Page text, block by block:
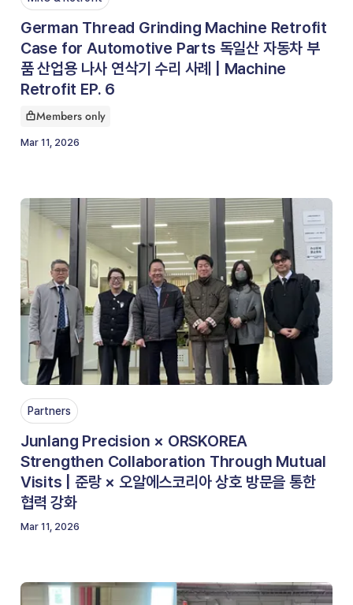
German Thread Grinding Machine Retrofit
Case for Automotive Parts 독일산 자동차 부
품 산업용 나사 연삭기 수리 사례 | Machine
Retrofit EP. 6
This article is for
Members only
Mar 11, 2026
Partners
Junlang Precision × ORSKOREA
Strengthen Collaboration Through Mutual
Visits | 준랑 × 오알에스코리아 상호 방문을 통한
협력 강화
Mar 11, 2026